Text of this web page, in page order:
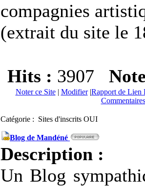
compagnies
(extrait du site le
Hits : 3907
Noter ce Site| Modifier|Rapport de Lien
Catégorie : Sites d'inscrits OUI
Blog de Mandéné
Description :
Un Blog